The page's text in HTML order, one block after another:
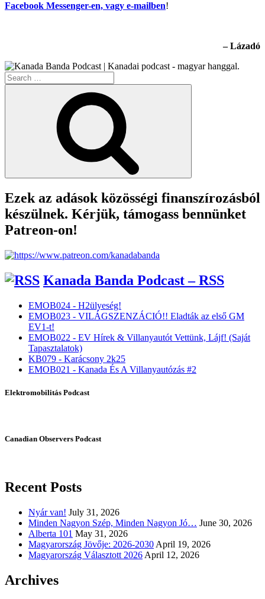
Facebook Messenger-en, vagy e-mailben!
– Lázadó
Search
for:
Ezek az adások közösségi finanszírozásból
készülnek. Kérjük, támogass bennünket
Patreon-on!
Kanada Banda Podcast – RSS
EMOB024 - H2ülyeség!
EMOB023 - VILÁGSZENZÁCIÓ!! Eladták az első GM
EV1-t!
EMOB022 - EV Hírek & Villanyautót Vettünk, Lájf! (Saját
Tapasztalatok)
KB079 - Karácsony 2k25
EMOB021 - Kanada És A Villanyautózás #2
Elektromobilitás Podcast
Canadian Observers Podcast
Recent Posts
Nyár van! July 31, 2026
Minden Nagyon Szép, Minden Nagyon Jó… June 30, 2026
Alberta 101 May 31, 2026
Magyarország Jövője: 2026-2030 April 19, 2026
Magyarország Választott 2026 April 12, 2026
Archives